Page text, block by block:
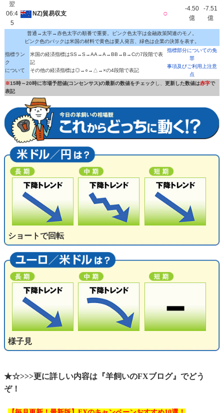
翌
06:4
5
NZ)貿易収支 ○
-4.50
億
-7.51
億
普通→太字→赤色太字の順番で重要。ピンク色太字は金融政策関連のモノ。
ピンク色のバックは米国の材料で黄色は要人発言、緑色は企業の決算を表す。
指標ラン
ク
について
米国の経済指標はSS→S→AA→A→BB→B→Cの7段階で表
記
その他の経済指標は◎→○→△→×の4段階で表記
指標部分についての免
罪
事項及びご利用上注意
点
※15時～20時に市場予想値(コンセンサス)の最新の数値をチェック し、 更新した数値は赤字で
表記
ショートで回転
様子見
★☆>>>更に詳しい内容は『羊飼いのFXブログ』でどう
ぞ！